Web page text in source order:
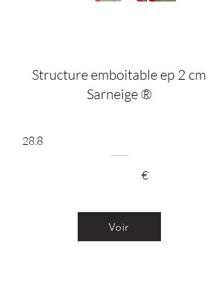
Structure emboitable ep 2 cm
Sarneige ®
28.8
€
Voir